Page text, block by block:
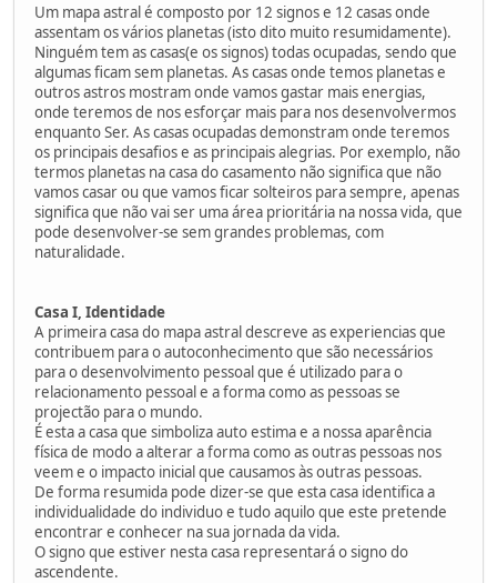
Um mapa astral é composto por 12 signos e 12 casas onde
assentam os vários planetas (isto dito muito resumidamente).
Ninguém tem as casas(e os signos) todas ocupadas, sendo que
algumas ficam sem planetas. As casas onde temos planetas e
outros astros mostram onde vamos gastar mais energias,
onde teremos de nos esforçar mais para nos desenvolvermos
enquanto Ser. As casas ocupadas demonstram onde teremos
os principais desafios e as principais alegrias. Por exemplo, não
termos planetas na casa do casamento não significa que não
vamos casar ou que vamos ficar solteiros para sempre, apenas
significa que não vai ser uma área prioritária na nossa vida, que
pode desenvolver-se sem grandes problemas, com
naturalidade.
Casa I, Identidade
A primeira casa do mapa astral descreve as experiencias que
contribuem para o autoconhecimento que são necessários
para o desenvolvimento pessoal que é utilizado para o
relacionamento pessoal e a forma como as pessoas se
projectão para o mundo.
É esta a casa que simboliza auto estima e a nossa aparência
física de modo a alterar a forma como as outras pessoas nos
veem e o impacto inicial que causamos às outras pessoas.
De forma resumida pode dizer-se que esta casa identifica a
individualidade do individuo e tudo aquilo que este pretende
encontrar e conhecer na sua jornada da vida.
O signo que estiver nesta casa representará o signo do
ascendente.